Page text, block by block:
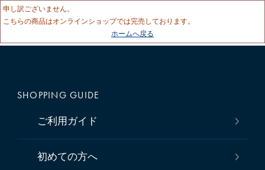
申し訳ございません。
こちらの商品はオンラインショップでは完売しております。
ホームへ戻る
SHOPPING GUIDE
ご利用ガイド
初めての方へ